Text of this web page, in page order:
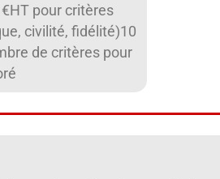
pour critères
civilité, fidélité)10
de critères pour